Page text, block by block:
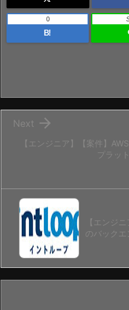
B!
0
【エンジニア】【案件】
プラッ

Next
【エンジ
のバックエ